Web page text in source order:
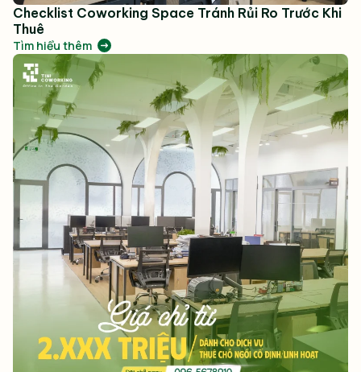
Checklist Coworking Space Tránh Rủi Ro Trước Khi
Thuê
Tìm hiểu thêm